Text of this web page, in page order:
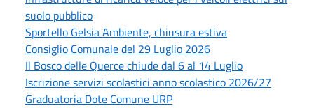
suolo pubblico
Sportello Gelsia Ambiente, chiusura estiva
Consiglio Comunale del 29 Luglio 2026
Il Bosco delle Querce chiude dal 6 al 14 Luglio
Iscrizione servizi scolastici anno scolastico 2026/27
Graduatoria Dote Comune URP